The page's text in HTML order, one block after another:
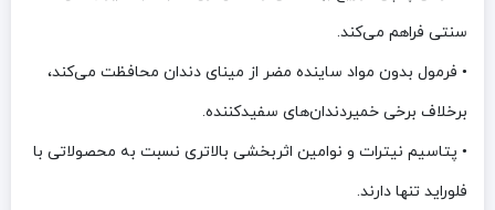
سنتی فراهم می‌کند.
• فرمول بدون مواد ساینده مضر از مینای دندان محافظت می‌کند،
برخلاف برخی خمیردندان‌های سفیدکننده.
• پتاسیم نیترات و نوامین اثربخشی بالاتری نسبت به محصولاتی با
فلوراید تنها دارند.